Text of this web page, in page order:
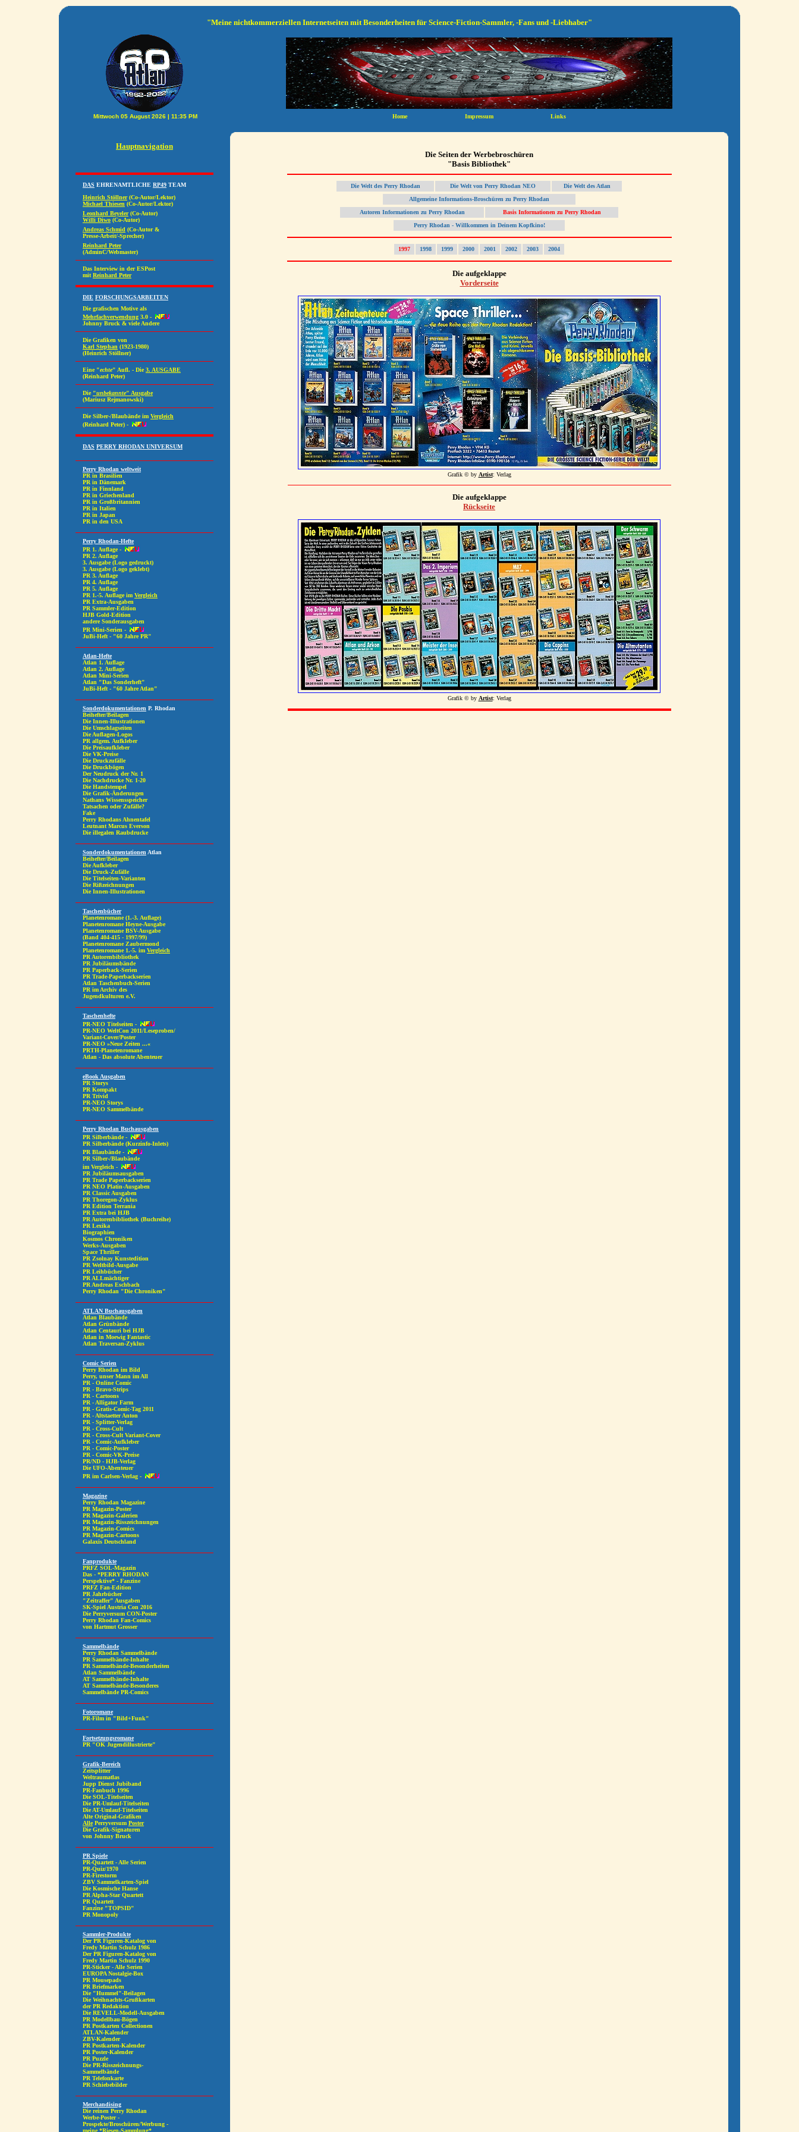
"Meine nichtkommerziellen Internetseiten mit Besonderheiten für Science-Fiction-Sammler, -Fans und -Liebhaber"
Hauptnavigation
Die Seiten der Werbebroschüren
"Basis Bibliothek"
Die Welt des Perry Rhodan Die Welt von Perry Rhodan NEO
Die Welt des Atlan
Allgemeine Informations-Broschüren zu Perry Rhodan
Autoren Informationen zu Perry Rhodan
Basis Informationen zu Perry Rhodan
Perry Rhodan - Willkommen in Deinem Kopfkino!
1997 1998 1999 2000 2001 2002 2003 2004
Die aufgeklappe
Vorderseite
Grafik © by Artist: Verlag
Die aufgeklappe
Rückseite
Grafik © by Artist: Verlag